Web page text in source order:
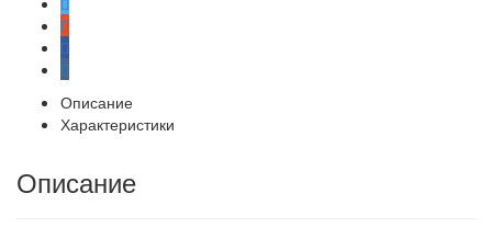
Описание
Характеристики
Описание